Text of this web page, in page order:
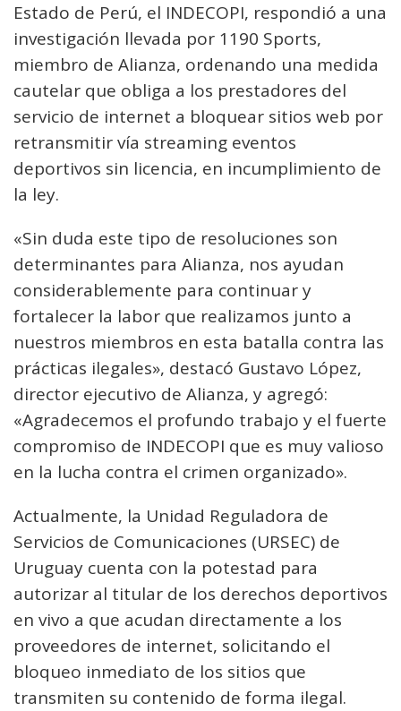
Estado de Perú, el INDECOPI, respondió a una
investigación llevada por 1190 Sports,
miembro de Alianza, ordenando una medida
cautelar que obliga a los prestadores del
servicio de internet a bloquear sitios web por
retransmitir vía streaming eventos
deportivos sin licencia, en incumplimiento de
la ley.
«Sin duda este tipo de resoluciones son
determinantes para Alianza, nos ayudan
considerablemente para continuar y
fortalecer la labor que realizamos junto a
nuestros miembros en esta batalla contra las
prácticas ilegales», destacó Gustavo López,
director ejecutivo de Alianza, y agregó:
«Agradecemos el profundo trabajo y el fuerte
compromiso de INDECOPI que es muy valioso
en la lucha contra el crimen organizado».
Actualmente, la Unidad Reguladora de
Servicios de Comunicaciones (URSEC) de
Uruguay cuenta con la potestad para
autorizar al titular de los derechos deportivos
en vivo a que acudan directamente a los
proveedores de internet, solicitando el
bloqueo inmediato de los sitios que
transmiten su contenido de forma ilegal.